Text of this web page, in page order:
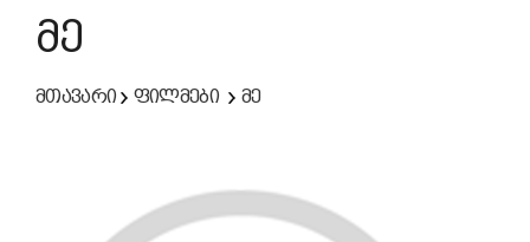
მე
მთავარი ფილმები მე